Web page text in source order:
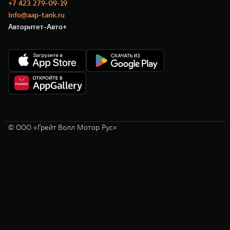
+7 423 279-09-19
info@aap-tank.ru
Авторитет-Авто+
© ООО «Грейт Волл Мотор Рус»